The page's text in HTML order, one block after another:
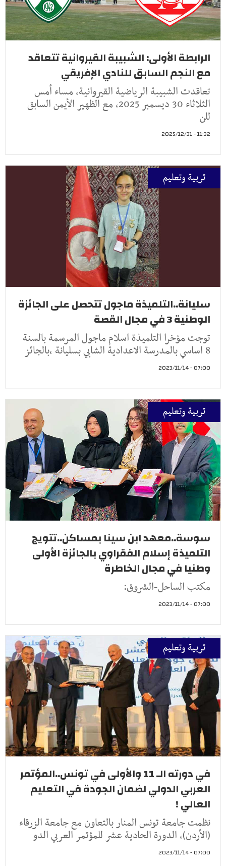
الرابطة الأولى: الشبيبة القيروانية تتعاقد
مع النجم السابق للنادي الإفريقي
تعاقدت الشبيبة الرياضية القيروانية، مساء أمس
الثلاثاء 30 ديسمبر 2025، مع الظهير الأيمن السابق
للن
11:32 - 2025/12/31
تربية وتعليم
سليانة..التلميذة ماجول تتحصل على الجائزة
الوطنية 3 في مجال القصة
توجت مؤخرا التلميذة اسلام ماجول المرسمة بالسنة
8 اساسي بالمدرسة الاعدادية الشابي بسليانة ،بالجائز
07:00 - 2023/11/14
تربية وتعليم
سوسة..معهد ابن سينا بمساكن..تتويج
التلميذة إسلام الفقراوي بالجائزة الأولى
وطنيا في مجال الخاطرة
مكتب الساحل-الشروق:
07:00 - 2023/11/14
تربية وتعليم
في دورته الـ 11 والأولى في تونس..المؤتمر
العربي الدولي لضمان الجودة في التعليم
العالي !
نظمت جامعة تونس المنار بالتعاون مع جامعة الزرقاء
(الأردن)، الدورة الحادية عشر للمؤتمر العربي الدو
07:00 - 2023/11/14